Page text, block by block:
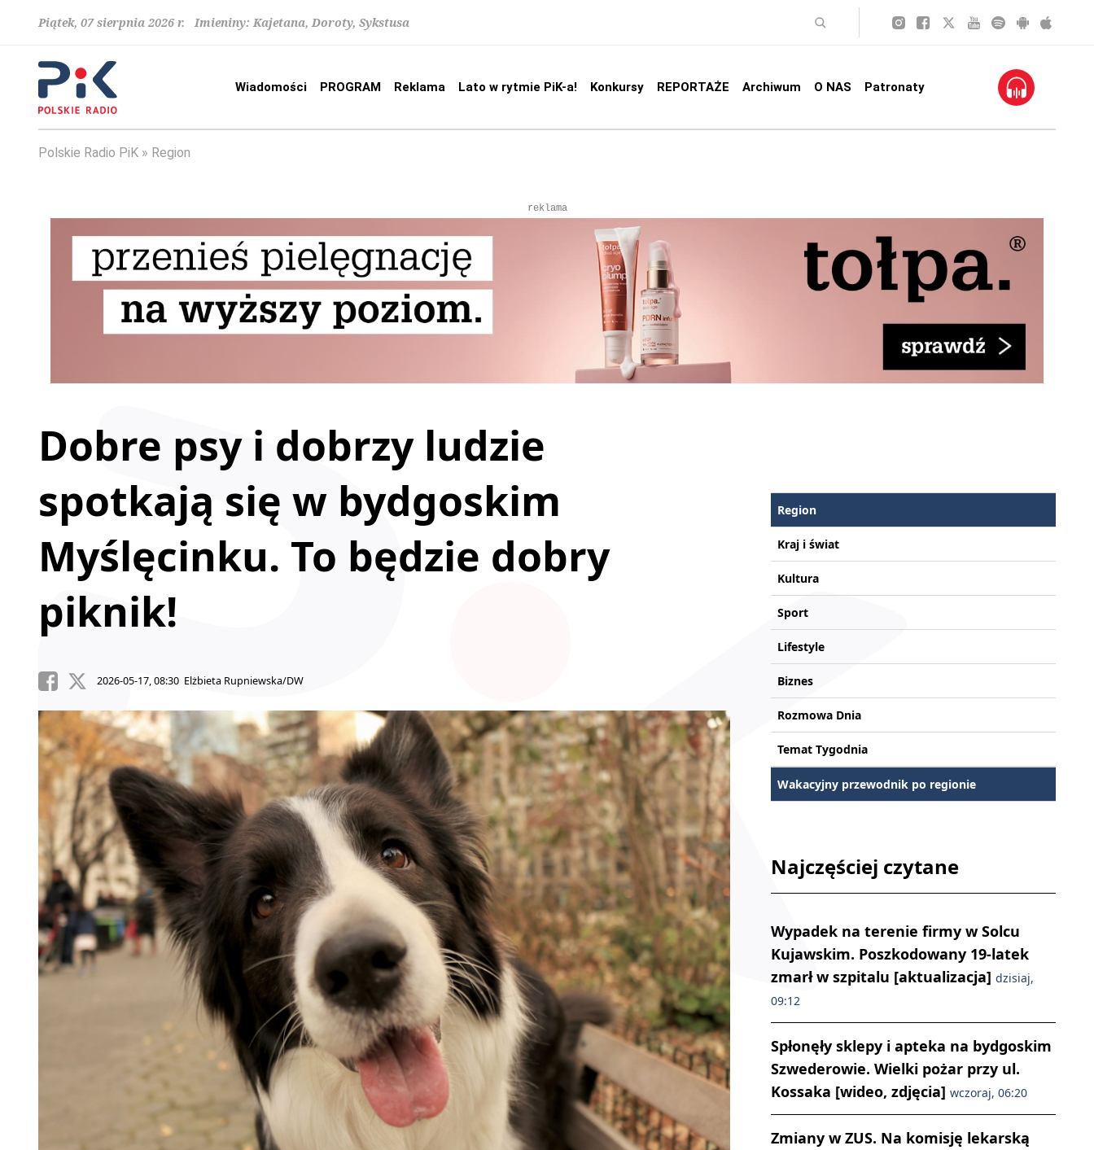
Piątek, 07 sierpnia 2026 r. Imieniny: Kajetana, Doroty, Sykstusa
Wiadomości PROGRAM Reklama Lato w rytmie PiK-a! Konkursy REPORTAŻE Archiwum O NAS Patronaty
Polskie Radio PiK Region
reklama
Dobre psy i dobrzy ludzie
spotkają się w bydgoskim
Myślęcinku. To będzie dobry
piknik!
2026-05-17, 08:30 Elżbieta Rupniewska/DW
Region
Kraj i świat
Kultura
Sport
Lifestyle
Biznes
Rozmowa Dnia
Temat Tygodnia
Wakacyjny przewodnik po regionie
Najczęściej czytane
Wypadek na terenie firmy w Solcu
Kujawskim. Poszkodowany 19-latek
zmarł w szpitalu [aktualizacja] dzisiaj,
09:12
Spłonęły sklepy i apteka na bydgoskim
Szwederowie. Wielki pożar przy ul.
Kossaka [wideo, zdjęcia] wczoraj, 06:20
Zmiany w ZUS. Na komisję lekarską